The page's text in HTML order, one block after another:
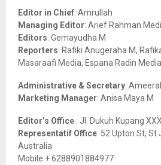
o
r
:
Editor in Chief: Amrullah
Managing Editor: Arief Rahman
Editors: Gemayudha M
Reporters: Rafiki Anugeraha M,
Masaraafi Media, Espana Radin
Administrative & Secretary:
Marketing Manager: Anisa Maya M
Editor’s Office : Jl. Dukuh Kupang
Representatif Office: 52 Upton St, St
Australia
Mobile:+ 6288901884977